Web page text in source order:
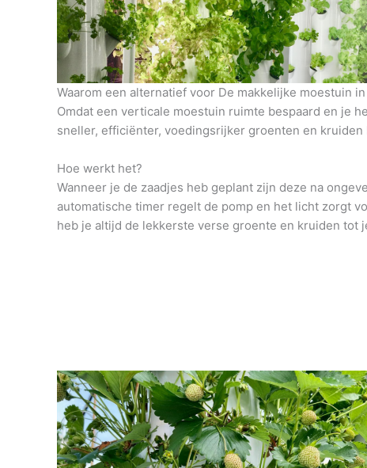
Waarom een alternatief voor De makkelijke moestuin
Omdat een verticale moestuin ruimte bespaard en je
sneller, efficiënter, voedingsrijker groenten en
Hoe werkt het?
Wanneer je de zaadjes heb geplant zijn deze na
automatische timer regelt de pomp en het licht zorgt
heb je altijd de lekkerste verse groente en kruiden tot